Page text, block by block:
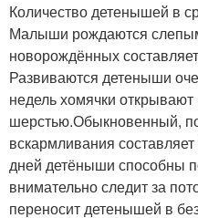
Количество детенышей в
Малыши рождаются
новорождённых
Развиваются детеныши
недель хомячки
шерстью.Обыкновенный,
вскармливания
дней детёныши способны
внимательно следит за
переносит детенышей в